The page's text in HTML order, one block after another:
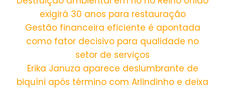
exigirá 30 anos para restauração
Gestão financeira eficiente é apontada
como fator decisivo para qualidade no
setor de serviços
Erika Januza aparece deslumbrante de
biquíni após término com Arlindinho e deixa